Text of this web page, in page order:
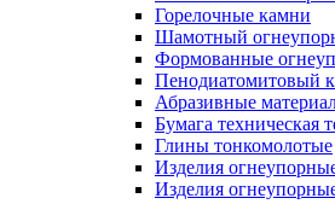
Горелочные камни
Шамотный
Формованные
Пенодиатомитовый
Абразивные
Бумага техническая
Глины тонкомолотые
Изделия
Изделия